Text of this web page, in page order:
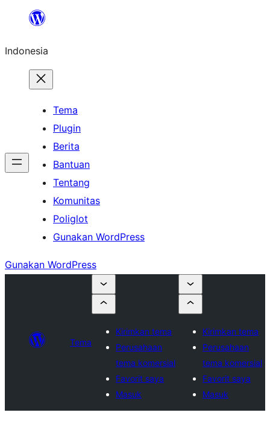
Lewati
konten
Indonesia
Tema
Plugin
Berita
Bantuan
Tentang
Komunitas
Poliglot
Gunakan WordPress
Gunakan WordPress
Tema
Kirimkan tema
Perusahaan
tema komersial
Favorit saya
Masuk
Kirimkan tema
Perusahaan
tema komersial
Favorit saya
Masuk